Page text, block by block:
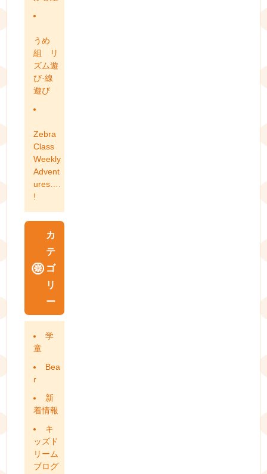
うめ
組 リ
ズム遊
び·線
遊び
Zebra
Class
Weekly
Advent
ures….
!
カ
テ
ゴ
リ
ー
学
童
Bea
r
新
着情報
キ
ッズド
リーム
ブログ